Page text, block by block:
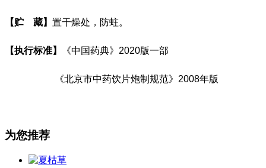
【贮 藏】 置干燥处，防蛀。
【执行标准】 《中国药典》 2020版一部
《北京市中药饮片炮制规范》 2008年版
为您推荐